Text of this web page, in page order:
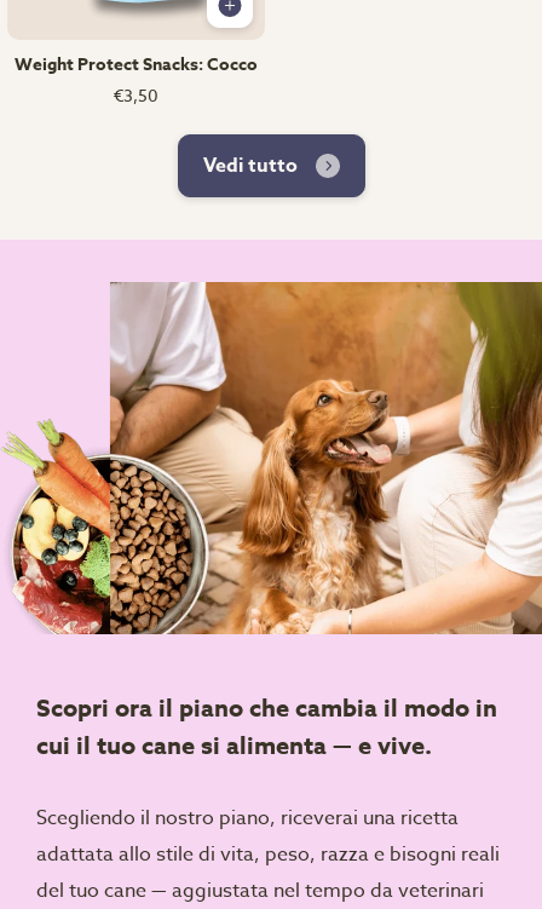
Weight Protect Snacks: Cocco
€3,50
Vedi tutto
Scopri ora il piano che cambia il modo in
cui il tuo cane si alimenta — e vive.
Scegliendo il nostro piano, riceverai una ricetta
adattata allo stile di vita, peso, razza e bisogni reali
del tuo cane — aggiustata nel tempo da veterinari